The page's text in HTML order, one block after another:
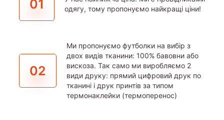
01
одягу, тому пропонуємо найкращі ціни!
02
Ми пропонуємо футболки на вибір з
двох видів тканини: 100% бавовни або
вискоза. Так само ми виробляємо 2
види друку: прямий цифровий друк по
тканині і друк принтів за типом
термонаклейки (термоперенос)